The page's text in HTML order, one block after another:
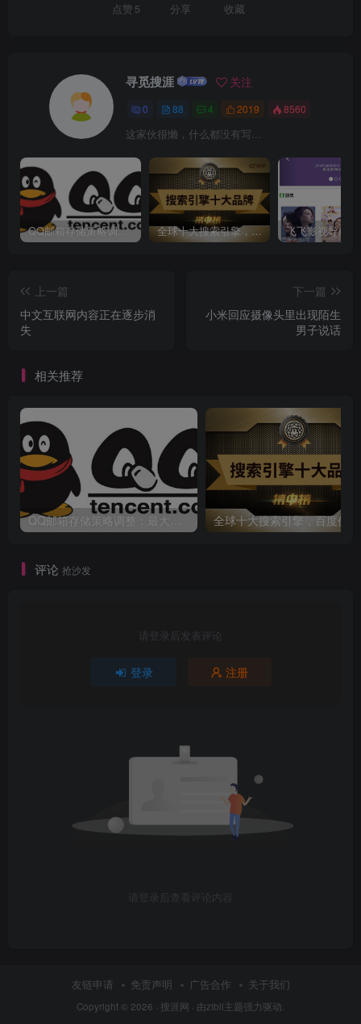
点赞 5 分享 收藏
寻觅搜涯 关注
0 88 4 2019 8560
这家伙很懒，什么都没有写...
QQ邮箱存储策略调整：最大免费容量16G 全球十大搜索引擎，百度仅排第三
上一篇
中文互联网内容正在逐步消
失
下一篇
小米回应摄像头里出现陌生
男子说话
相关推荐
QQ邮箱存储策略调整：最大免费容量16G
评论 抢沙发
请登录后发表评论
登录 注册
请登录后查看评论内容
友链申请 免责声明 广告合作 关于我们
Copyright © 2026 · 搜涯网 · 由zibll主题强力驱动.